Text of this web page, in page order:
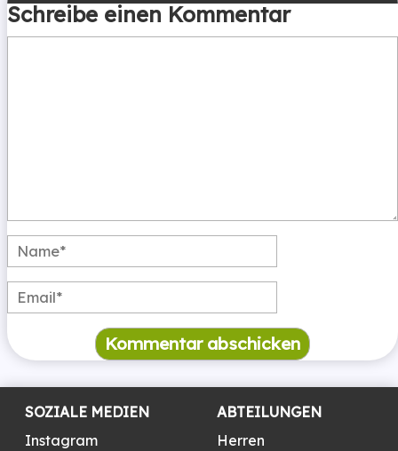
Schreibe einen Kommentar
SOZIALE MEDIEN
Instagram
ABTEILUNGEN
Herren